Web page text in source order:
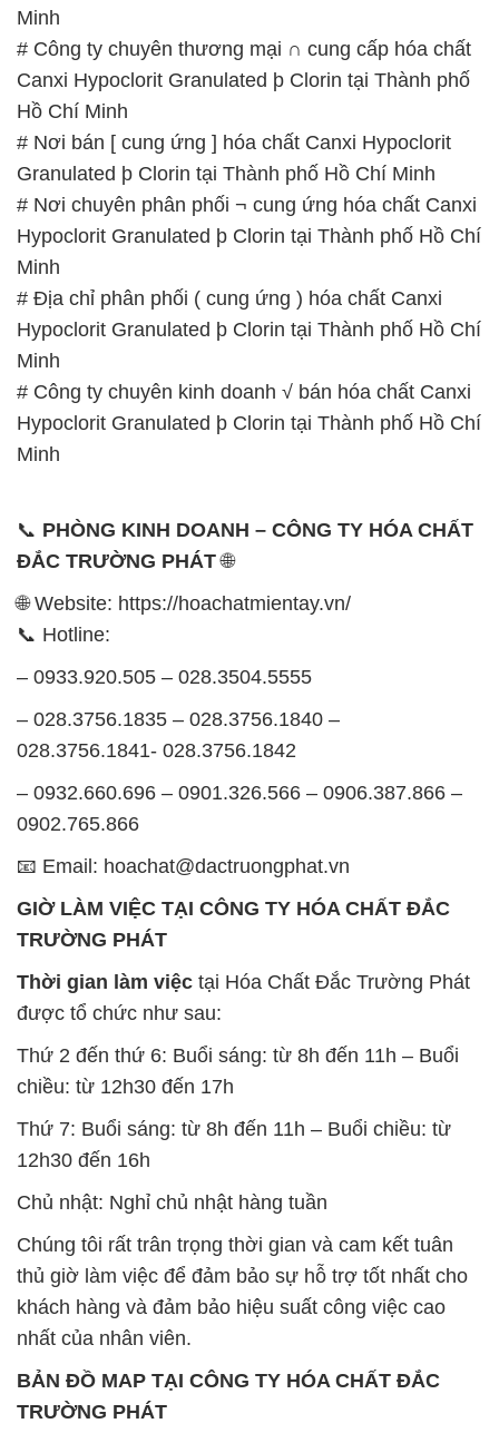
Minh
# Công ty chuyên thương mại ∩ cung cấp hóa chất
Canxi Hypoclorit Granulated þ Clorin tại Thành phố
Hồ Chí Minh
# Nơi bán [ cung ứng ] hóa chất Canxi Hypoclorit
Granulated þ Clorin tại Thành phố Hồ Chí Minh
# Nơi chuyên phân phối ¬ cung ứng hóa chất Canxi
Hypoclorit Granulated þ Clorin tại Thành phố Hồ Chí
Minh
# Địa chỉ phân phối ( cung ứng ) hóa chất Canxi
Hypoclorit Granulated þ Clorin tại Thành phố Hồ Chí
Minh
# Công ty chuyên kinh doanh √ bán hóa chất Canxi
Hypoclorit Granulated þ Clorin tại Thành phố Hồ Chí
Minh
📞 PHÒNG KINH DOANH – CÔNG TY HÓA CHẤT
ĐẮC TRƯỜNG PHÁT🌐
🌐 Website: https://hoachatmientay.vn/
📞 Hotline:
– 0933.920.505 – 028.3504.5555
– 028.3756.1835 – 028.3756.1840 –
028.3756.1841- 028.3756.1842
– 0932.660.696 – 0901.326.566 – 0906.387.866 –
0902.765.866
📧 Email: hoachat@dactruongphat.vn
GIỜ LÀM VIỆC TẠI CÔNG TY HÓA CHẤT ĐẮC
TRƯỜNG PHÁT
Thời gian làm việc tại Hóa Chất Đắc Trường Phát
được tổ chức như sau:
Thứ 2 đến thứ 6: Buổi sáng: từ 8h đến 11h – Buổi
chiều: từ 12h30 đến 17h
Thứ 7: Buổi sáng: từ 8h đến 11h – Buổi chiều: từ
12h30 đến 16h
Chủ nhật: Nghỉ chủ nhật hàng tuần
Chúng tôi rất trân trọng thời gian và cam kết tuân
thủ giờ làm việc để đảm bảo sự hỗ trợ tốt nhất cho
khách hàng và đảm bảo hiệu suất công việc cao
nhất của nhân viên.
BẢN ĐỒ MAP TẠI CÔNG TY HÓA CHẤT ĐẮC
TRƯỜNG PHÁT